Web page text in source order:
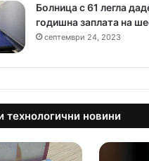
Болница с 61 легла
годишна заплата на
септември 24, 2023
технологични новини